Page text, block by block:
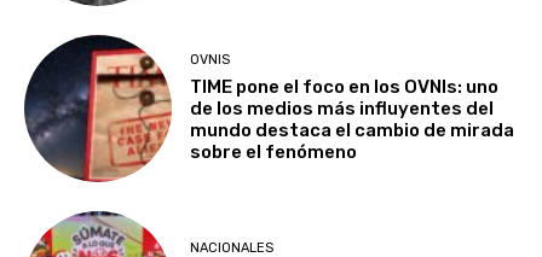
OVNIS
TIME pone el foco en los OVNIs: uno
de los medios más influyentes del
mundo destaca el cambio de mirada
sobre el fenómeno
NACIONALES